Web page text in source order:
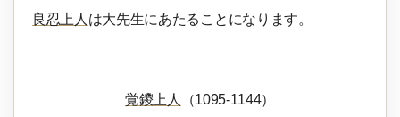
良忍上人 は大先生にあたることになります。
覚鑁上人 （1095-1144）